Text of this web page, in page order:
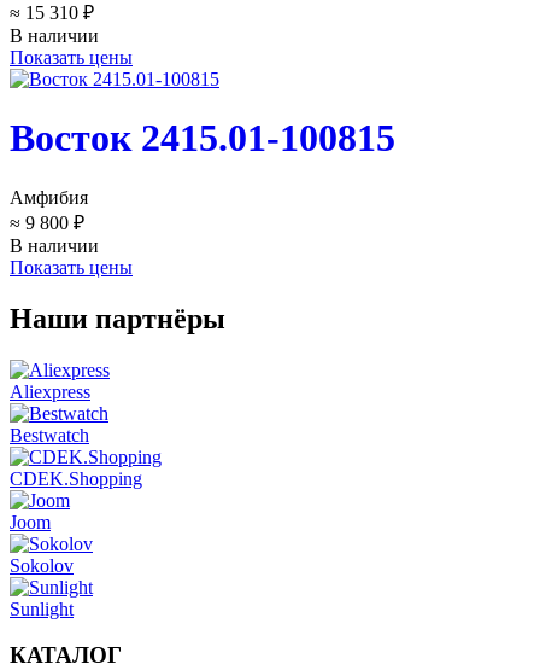
≈ 15 310 ₽
В наличии
Показать цены
Восток 2415.01-100815
Амфибия
≈ 9 800 ₽
В наличии
Показать цены
Наши партнёры
Aliexpress
Bestwatch
CDEK.Shopping
Joom
Sokolov
Sunlight
КАТАЛОГ